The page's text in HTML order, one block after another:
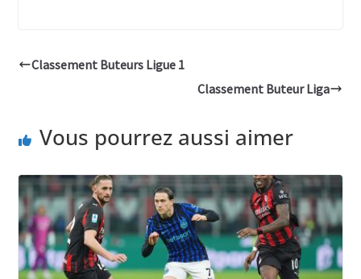
Classement Buteurs Ligue 1
Classement Buteur Liga
Vous pourrez aussi aimer